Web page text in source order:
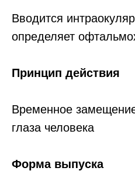
Вводится
определяет
Принцип действия
Временное
глаза человека
Форма выпуска
О нас
Публичная
Отзывы